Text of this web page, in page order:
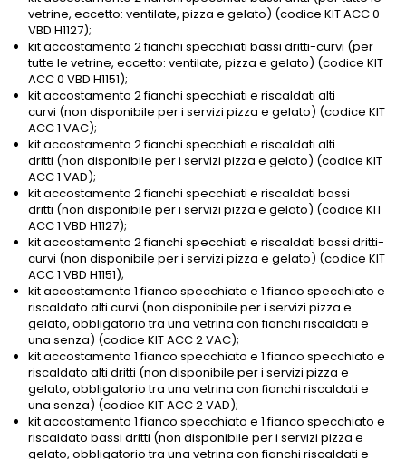
vetrine, eccetto: ventilate, pizza e gelato) (codice KIT ACC 0
VBD H1127);
kit accostamento 2 fianchi specchiati bassi dritti-curvi (per
tutte le vetrine, eccetto: ventilate, pizza e gelato) (codice KIT
ACC 0 VBD H1151);
kit accostamento 2 fianchi specchiati e riscaldati alti
curvi (non disponibile per i servizi pizza e gelato) (codice KIT
ACC 1 VAC);
kit accostamento 2 fianchi specchiati e riscaldati alti
dritti (non disponibile per i servizi pizza e gelato) (codice KIT
ACC 1 VAD);
kit accostamento 2 fianchi specchiati e riscaldati bassi
dritti (non disponibile per i servizi pizza e gelato) (codice KIT
ACC 1 VBD H1127);
kit accostamento 2 fianchi specchiati e riscaldati bassi dritti-
curvi (non disponibile per i servizi pizza e gelato) (codice KIT
ACC 1 VBD H1151);
kit accostamento 1 fianco specchiato e 1 fianco specchiato e
riscaldato alti curvi (non disponibile per i servizi pizza e
gelato, obbligatorio tra una vetrina con fianchi riscaldati e
una senza) (codice KIT ACC 2 VAC);
kit accostamento 1 fianco specchiato e 1 fianco specchiato e
riscaldato alti dritti (non disponibile per i servizi pizza e
gelato, obbligatorio tra una vetrina con fianchi riscaldati e
una senza) (codice KIT ACC 2 VAD);
kit accostamento 1 fianco specchiato e 1 fianco specchiato e
riscaldato bassi dritti (non disponibile per i servizi pizza e
gelato, obbligatorio tra una vetrina con fianchi riscaldati e